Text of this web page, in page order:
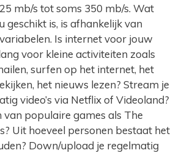
mb/s tot soms 350 mb/s. Wat
geschikt is, is afhankelijk van
Is internet voor jouw
voor kleine activiteiten zoals
surfen op het internet, het
het nieuws lezen? Stream je
video’s via Netflix of Videoland?
van populaire games als The
Uit hoeveel personen bestaat het
Down/upload je regelmatig